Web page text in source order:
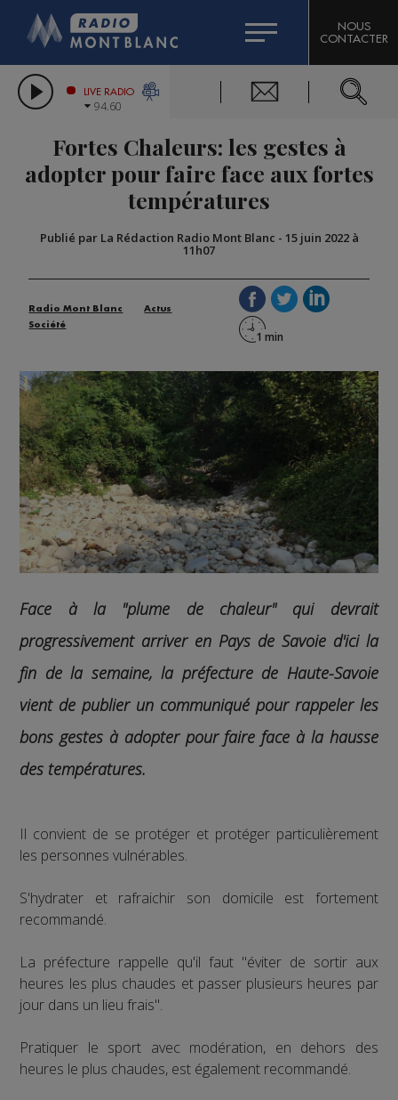
LES CHRONIQUES DE L'EXPERT
CITIZEN MACHINERY
GRAND MASSIF DOMAINES SKIABLES
BIGARD
COMPAGNIE DU MONT-BLANC
NOUS
CONTACTER
LIVE RADIO
94.60
Fortes Chaleurs: les gestes à
adopter pour faire face aux fortes
températures
Publié par La Rédaction Radio Mont Blanc - 15 juin 2022 à
11h07
Radio Mont Blanc
Actus
Société
Face à la "plume de chaleur" qui devrait
progressivement arriver en Pays de Savoie d'ici la
fin de la semaine, la préfecture de Haute-Savoie
vient de publier un communiqué pour rappeler les
bons gestes à adopter pour faire face à la hausse
des températures.
Il convient de se protéger et protéger particulièrement
les personnes vulnérables.
S'hydrater et rafraichir son domicile est fortement
recommandé.
La préfecture rappelle qu'il faut "éviter de sortir aux
heures les plus chaudes et passer plusieurs heures par
jour dans un lieu frais".
Pratiquer le sport avec modération, en dehors des
heures le plus chaudes, est également recommandé.